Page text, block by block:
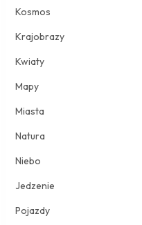
Kosmos
Krajobrazy
Kwiaty
Mapy
Miasta
Natura
Niebo
Jedzenie
Pojazdy